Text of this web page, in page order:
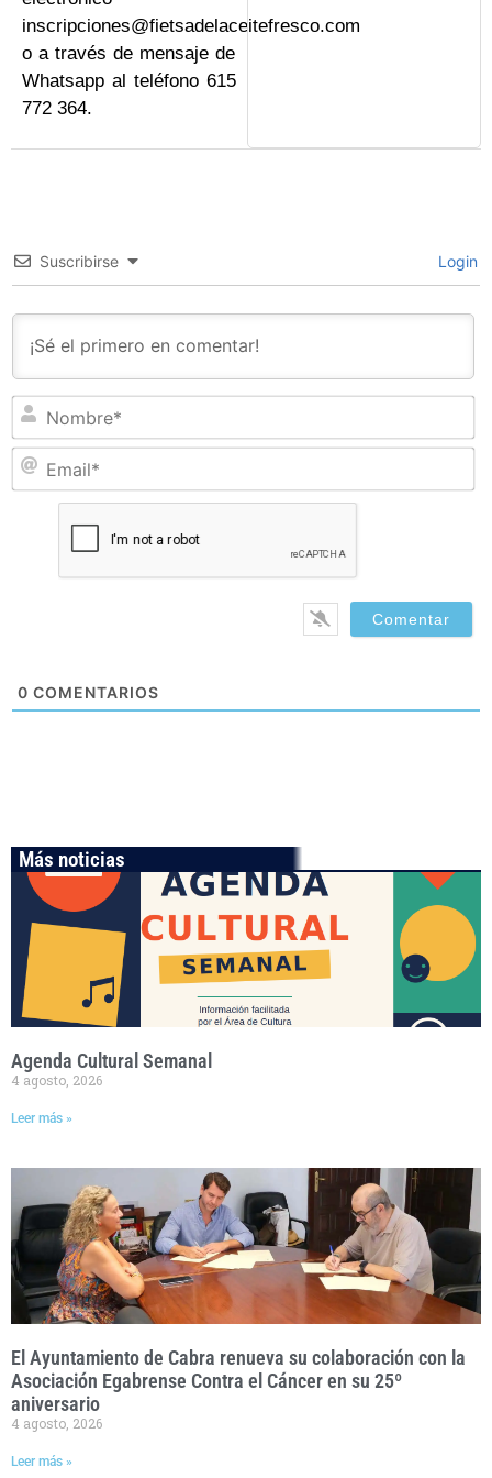
inscripciones@fietsadelaceitefresco.com
o a través de mensaje de
Whatsapp al teléfono 615
772 364.
Suscribirse Login
0 COMENTARIOS
Más noticias
Agenda Cultural Semanal
4 agosto, 2026
Leer más »
El Ayuntamiento de Cabra renueva su colaboración con la
Asociación Egabrense Contra el Cáncer en su 25º
aniversario
4 agosto, 2026
Leer más »